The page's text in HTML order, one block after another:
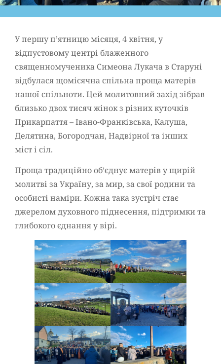
У першу п’ятницю місяця, 4 квітня, у
відпустовому центрі блаженного
священномученика Симеона Лукача в Старуні
відбулася щомісячна спільна проща матерів
нашої спільноти. Цей молитовний захід зібрав
близько двох тисяч жінок з різних куточків
Прикарпаття – Івано-Франківська, Калуша,
Делятина, Богородчан, Надвірної та інших
міст і сіл.
Проща традиційно об’єднує матерів у щирій
молитві за Україну, за мир, за свої родини та
особисті наміри. Кожна така зустріч стає
джерелом духовного піднесення, підтримки та
глибокого єднання у вірі.